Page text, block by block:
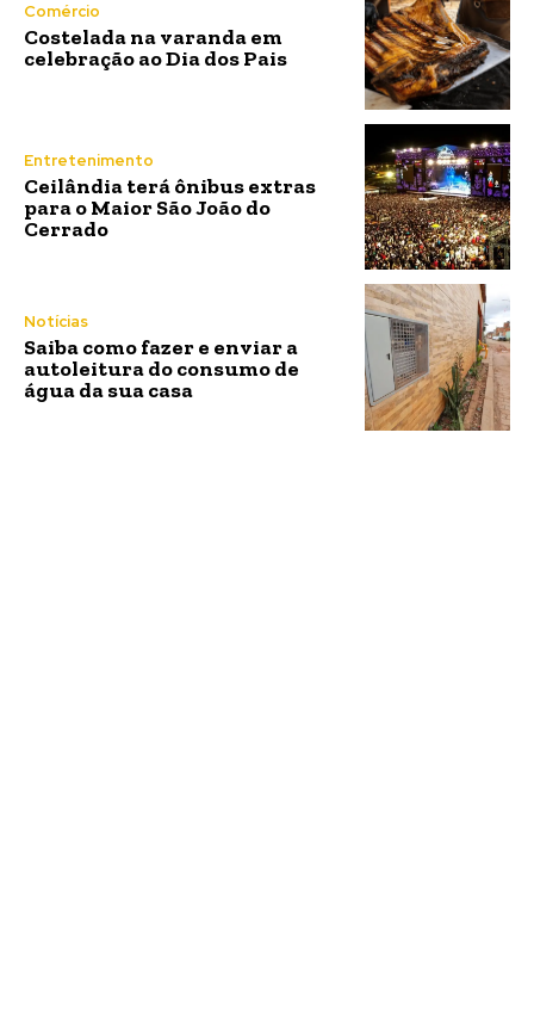
Comércio
Costelada na varanda em
celebração ao Dia dos Pais
Entretenimento
Ceilândia terá ônibus extras
para o Maior São João do
Cerrado
Notícias
Saiba como fazer e enviar a
autoleitura do consumo de
água da sua casa